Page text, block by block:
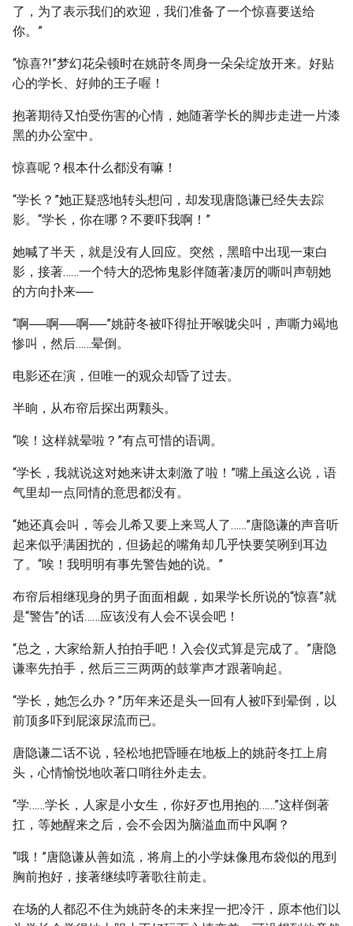
了，为了表示我们的欢迎，我们准备了一个惊喜要送给
你。”
“惊喜?!”梦幻花朵顿时在姚莳冬周身一朵朵绽放开来。好贴
心的学长、好帅的王子喔！
抱著期待又怕受伤害的心情，她随著学长的脚步走进一片漆
黑的办公室中。
惊喜呢？根本什么都没有嘛！
“学长？”她正疑惑地转头想问，却发现唐隐谦已经失去踪
影。“学长，你在哪？不要吓我啊！”
她喊了半天，就是没有人回应。突然，黑暗中出现一束白
影，接著……一个特大的恐怖鬼影伴随著凄厉的嘶叫声朝她
的方向扑来──
“啊──啊──啊──”姚莳冬被吓得扯开喉咙尖叫，声嘶力竭地
惨叫，然后……晕倒。
电影还在演，但唯一的观众却昏了过去。
半晌，从布帘后探出两颗头。
“唉！这样就晕啦？”有点可惜的语调。
“学长，我就说这对她来讲太刺激了啦！”嘴上虽这么说，语
气里却一点同情的意思都没有。
“她还真会叫，等会儿希又要上来骂人了……”唐隐谦的声音听
起来似乎满困扰的，但扬起的嘴角却几乎快要笑咧到耳边
了。“唉！我明明有事先警告她的说。”
布帘后相继现身的男子面面相觑，如果学长所说的“惊喜”就
是“警告”的话……应该没有人会不误会吧！
“总之，大家给新人拍拍手吧！入会仪式算是完成了。”唐隐
谦率先拍手，然后三三两两的鼓掌声才跟著响起。
“学长，她怎么办？”历年来还是头一回有人被吓到晕倒，以
前顶多吓到屁滚尿流而已。
唐隐谦二话不说，轻松地把昏睡在地板上的姚莳冬扛上肩
头，心情愉悦地吹著口哨往外走去。
“学……学长，人家是小女生，你好歹也用抱的……”这样倒著
扛，等她醒来之后，会不会因为脑溢血而中风啊？
“哦！”唐隐谦从善如流，将肩上的小学妹像甩布袋似的甩到
胸前抱好，接著继续哼著歌往前走。
在场的人都忍不住为姚莳冬的未来捏一把冷汗，原本他们以